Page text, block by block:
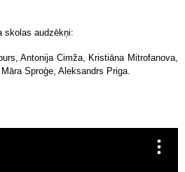
skolas audzēkņi:
Antonija Cimža, Kristiāna Mitrofanova,
Sproģe, Aleksandrs Priga.